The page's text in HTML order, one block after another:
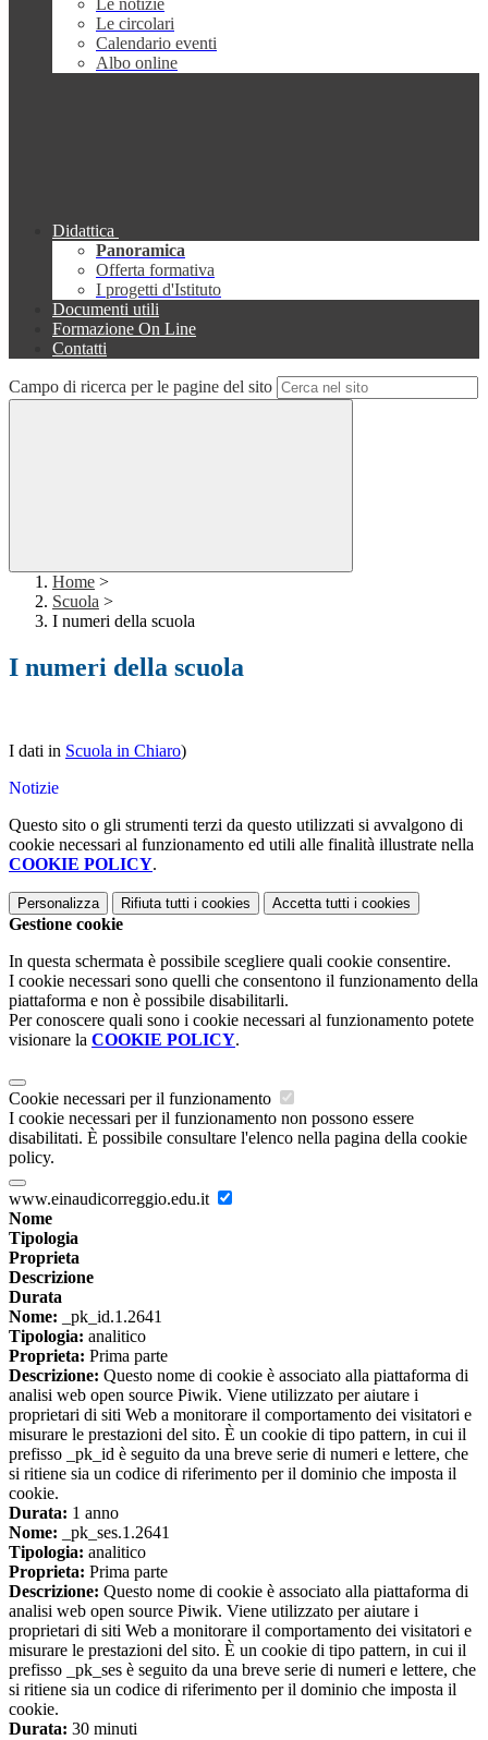
Le notizie
Le circolari
Calendario eventi
Albo online
Didattica
Panoramica
Offerta formativa
I progetti d'Istituto
Documenti utili
Formazione On Line
Contatti
Campo di ricerca per le pagine del sito
Home >
Scuola >
I numeri della scuola
I numeri della scuola
I dati in Scuola in Chiaro)
Notizie
Questo sito o gli strumenti terzi da questo utilizzati si avvalgono di
cookie necessari al funzionamento ed utili alle finalità illustrate nella
COOKIE POLICY.
Personalizza Rifiuta tutti i cookies Accetta tutti i cookies
Gestione cookie
In questa schermata è possibile scegliere quali cookie consentire.
I cookie necessari sono quelli che consentono il funzionamento della
piattaforma e non è possibile disabilitarli.
Per conoscere quali sono i cookie necessari al funzionamento potete
visionare la COOKIE POLICY.
Cookie necessari per il funzionamento
I cookie necessari per il funzionamento non possono essere
disabilitati. È possibile consultare l'elenco nella pagina della cookie
policy.
www.einaudicorreggio.edu.it
Nome
Tipologia
Proprieta
Descrizione
Durata
Nome: _pk_id.1.2641
Tipologia: analitico
Proprieta: Prima parte
Descrizione: Questo nome di cookie è associato alla piattaforma di
analisi web open source Piwik. Viene utilizzato per aiutare i
proprietari di siti Web a monitorare il comportamento dei visitatori e
misurare le prestazioni del sito. È un cookie di tipo pattern, in cui il
prefisso _pk_id è seguito da una breve serie di numeri e lettere, che
si ritiene sia un codice di riferimento per il dominio che imposta il
cookie.
Durata: 1 anno
Nome: _pk_ses.1.2641
Tipologia: analitico
Proprieta: Prima parte
Descrizione: Questo nome di cookie è associato alla piattaforma di
analisi web open source Piwik. Viene utilizzato per aiutare i
proprietari di siti Web a monitorare il comportamento dei visitatori e
misurare le prestazioni del sito. È un cookie di tipo pattern, in cui il
prefisso _pk_ses è seguito da una breve serie di numeri e lettere, che
si ritiene sia un codice di riferimento per il dominio che imposta il
cookie.
Durata: 30 minuti